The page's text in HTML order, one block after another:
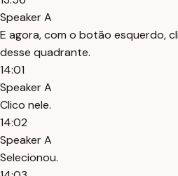
Speaker A
E agora, com o botão esquerdo,
desse quadrante.
14:01
Speaker A
Clico nele.
14:02
Speaker A
Selecionou.